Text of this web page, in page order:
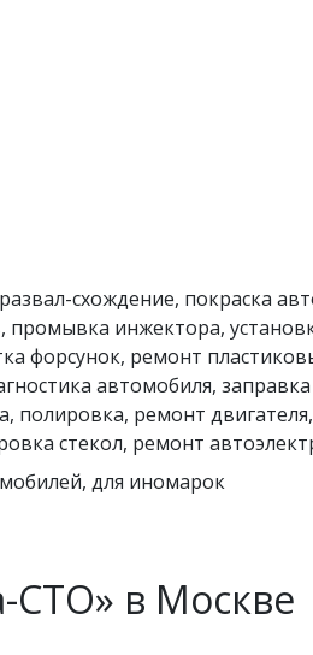
схождение, покраска
промывка инжектора,
форсунок, ремонт
автомобиля, заправка
полировка, ремонт
стекол, ремонт
для иномарок
в Москве